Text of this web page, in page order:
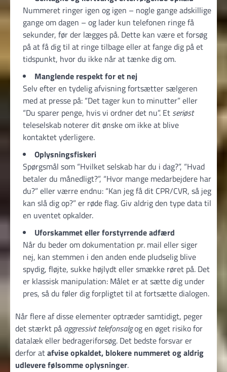
Nummeret ringer igen og igen – nogle gange adskillige
gange om dagen – og lader kun telefonen ringe få
sekunder, før der lægges på. Dette kan være et forsøg
på at få dig til at ringe tilbage eller at fange dig på et
tidspunkt, hvor du ikke når at tænke dig om.
Manglende respekt for et nej
Selv efter en tydelig afvisning fortsætter sælgeren
med at presse på: “Det tager kun to minutter” eller
“Du sparer penge, hvis vi ordner det nu”. Et seriøst
teleselskab noterer dit ønske om ikke at blive
kontaktet yderligere.
Oplysningsfiskeri
Spørgsmål som “Hvilket selskab har du i dag?”, “Hvad
betaler du månedligt?”, “Hvor mange medarbejdere har
du?” eller værre endnu: “Kan jeg få dit CPR/CVR, så jeg
kan slå dig op?” er røde flag. Giv aldrig den type data til
en uventet opkalder.
Uforskammet eller forstyrrende adfærd
Når du beder om dokumentation pr. mail eller siger
nej, kan stemmen i den anden ende pludselig blive
spydig, fløjte, sukke højlydt eller smække røret på. Det
er klassisk manipulation: Målet er at sætte dig under
pres, så du føler dig forpligtet til at fortsætte dialogen.
Når flere af disse elementer optræder samtidigt, peger
det stærkt på aggressivt telefonsalgog en øget risiko for
datalæk eller bedrageriforsøg. Det bedste forsvar er
derfor atafvise opkaldet, blokere nummeret og aldrig
udlevere følsomme oplysninger.